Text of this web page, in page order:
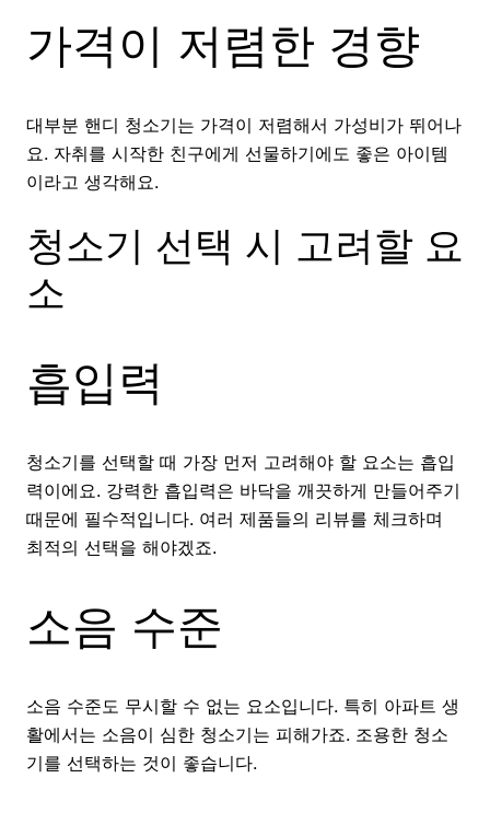
가격이 저렴한 경향
대부분 핸디 청소기는 가격이 저렴해서 가성비가 뛰어나
요. 자취를 시작한 친구에게 선물하기에도 좋은 아이템
이라고 생각해요.
청소기 선택 시 고려할 요
소
흡입력
청소기를 선택할 때 가장 먼저 고려해야 할 요소는 흡입
력이에요. 강력한 흡입력은 바닥을 깨끗하게 만들어주기
때문에 필수적입니다. 여러 제품들의 리뷰를 체크하며
최적의 선택을 해야겠죠.
소음 수준
소음 수준도 무시할 수 없는 요소입니다. 특히 아파트 생
활에서는 소음이 심한 청소기는 피해가죠. 조용한 청소
기를 선택하는 것이 좋습니다.